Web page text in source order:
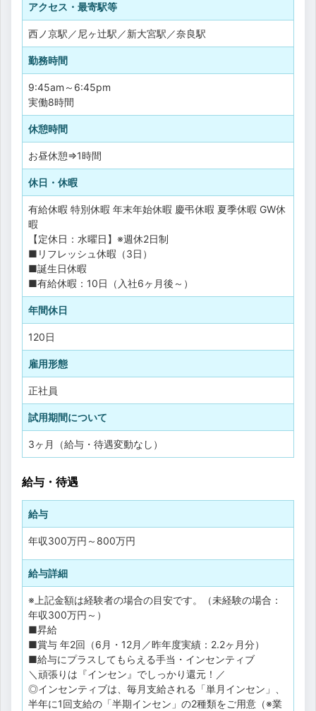
アクセス・最寄駅等
西ノ京駅／尼ヶ辻駅／新大宮駅／奈良駅
勤務時間
9:45am～6:45pm
実働8時間
休憩時間
お昼休憩⇒1時間
休日・休暇
有給休暇 特別休暇 年末年始休暇 慶弔休暇 夏季休暇 GW休
暇
【定休日：水曜日】※週休2日制
■リフレッシュ休暇（3日）
■誕生日休暇
■有給休暇：10日（入社6ヶ月後～）
年間休日
120日
雇用形態
正社員
試用期間について
3ヶ月（給与・待遇変動なし）
給与・待遇
給与
年収300万円 ～ 800万円
給与詳細
※上記金額は経験者の場合の目安です。（未経験の場合：
年収300万円～）
■昇給
■賞与 年2回（6月・12月／昨年度実績：2.2ヶ月分）
■給与にプラスしてもらえる手当・インセンティブ
＼頑張りは『インセン』でしっかり還元！／
◎インセンティブは、毎月支給される「単月インセン」、
半年に1回支給の「半期インセン」の2種類をご用意（※業